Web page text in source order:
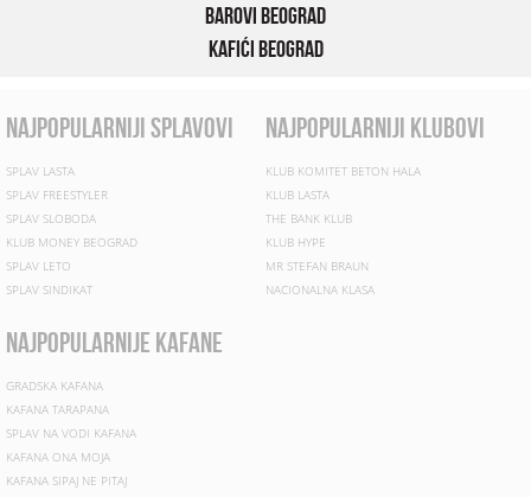
Barovi Beograd
Kafići Beograd
najpopularniji splavovi
SPLAV LASTA
SPLAV FREESTYLER
SPLAV SLOBODA
KLUB MONEY BEOGRAD
SPLAV LETO
SPLAV SINDIKAT
najpopularniji klubovi
KLUB KOMITET BETON HALA
KLUB LASTA
THE BANK KLUB
KLUB HYPE
MR STEFAN BRAUN
NACIONALNA KLASA
najpopularnije kafane
GRADSKA KAFANA
KAFANA TARAPANA
SPLAV NA VODI KAFANA
KAFANA ONA MOJA
KAFANA SIPAJ NE PITAJ